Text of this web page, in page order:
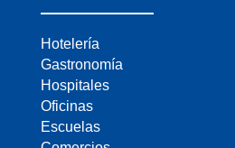
Hotelería
Gastronomía
Hospitales
Oficinas
Escuelas